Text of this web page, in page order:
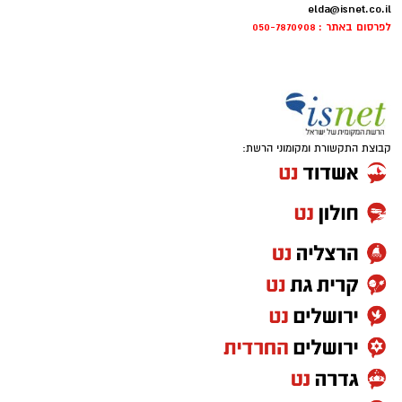
elda@isnet.co.il
לפרסום באתר : 050-7870908
קבוצת התקשורת ומקומוני הרשת: